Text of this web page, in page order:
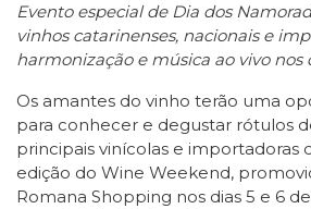
Evento especial de Dia dos
vinhos catarinenses, nacionais e
harmonização e música ao vivo nos
Os amantes do vinho terão uma
para conhecer e degustar rótulos
principais vinícolas e importadoras
edição do Wine Weekend,
Romana Shopping nos dias 5 e 6